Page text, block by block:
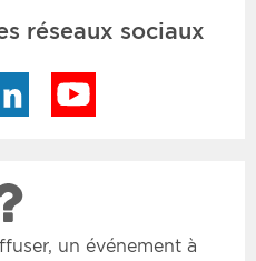
réseaux sociaux
LinkedIn
un événement à